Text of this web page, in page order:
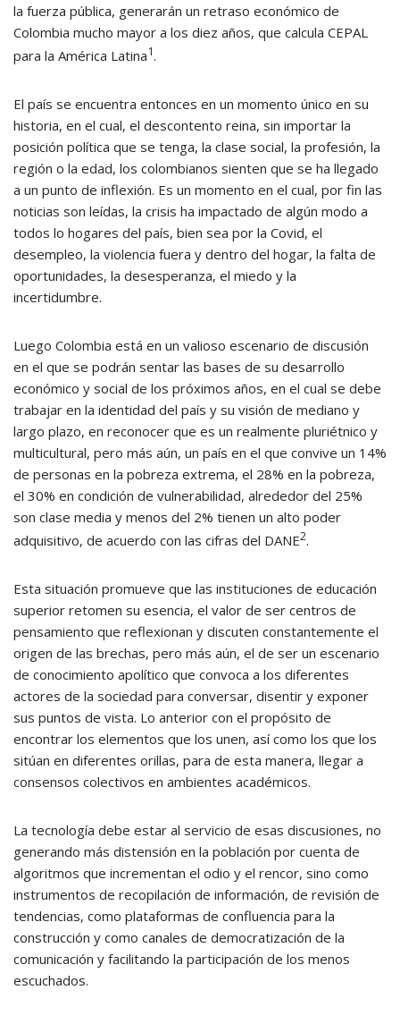
la fuerza pública, generarán un retraso económico de
Colombia mucho mayor a los diez años, que calcula CEPAL
para la América Latina1.
El país se encuentra entonces en un momento único en su
historia, en el cual, el descontento reina, sin importar la
posición política que se tenga, la clase social, la profesión, la
región o la edad, los colombianos sienten que se ha llegado
a un punto de inflexión. Es un momento en el cual, por fin las
noticias son leídas, la crisis ha impactado de algún modo a
todos lo hogares del país, bien sea por la Covid, el
desempleo, la violencia fuera y dentro del hogar, la falta de
oportunidades, la desesperanza, el miedo y la
incertidumbre.
Luego Colombia está en un valioso escenario de discusión
en el que se podrán sentar las bases de su desarrollo
económico y social de los próximos años, en el cual se debe
trabajar en la identidad del país y su visión de mediano y
largo plazo, en reconocer que es un realmente pluriétnico y
multicultural, pero más aún, un país en el que convive un 14%
de personas en la pobreza extrema, el 28% en la pobreza,
el 30% en condición de vulnerabilidad, alrededor del 25%
son clase media y menos del 2% tienen un alto poder
adquisitivo, de acuerdo con las cifras del DANE2.
Esta situación promueve que las instituciones de educación
superior retomen su esencia, el valor de ser centros de
pensamiento que reflexionan y discuten constantemente el
origen de las brechas, pero más aún, el de ser un escenario
de conocimiento apolítico que convoca a los diferentes
actores de la sociedad para conversar, disentir y exponer
sus puntos de vista. Lo anterior con el propósito de
encontrar los elementos que los unen, así como los que los
sitúan en diferentes orillas, para de esta manera, llegar a
consensos colectivos en ambientes académicos.
La tecnología debe estar al servicio de esas discusiones, no
generando más distensión en la población por cuenta de
algoritmos que incrementan el odio y el rencor, sino como
instrumentos de recopilación de información, de revisión de
tendencias, como plataformas de confluencia para la
construcción y como canales de democratización de la
comunicación y facilitando la participación de los menos
escuchados.